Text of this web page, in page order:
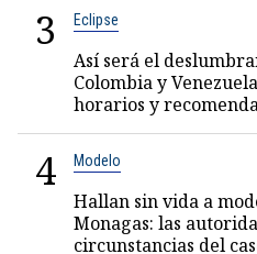
3 Eclipse
Así será el
Colombia y
horarios y
4 Modelo
Hallan sin vida a
Monagas: las
circunstancias del